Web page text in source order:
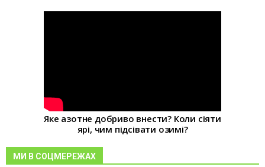
Яке азотне добриво внести? Коли сіяти
ярі, чим підсівати озимі?
МИ В СОЦМЕРЕЖАХ